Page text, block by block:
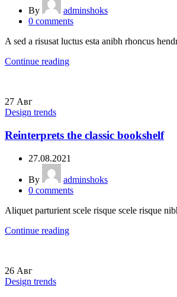
By
adminshoks
0 comments
A sed a risusat luctus esta anibh rhoncus
Continue reading
27 Авг
Design trends
Reinterprets the classic bookshelf
27.08.2021
By
adminshoks
0 comments
Aliquet parturient scele risque scele risque
Continue reading
26 Авг
Design trends